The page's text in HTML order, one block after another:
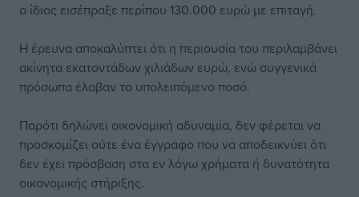
ο ίδιος εισέπραξε περίπου 130.000 ευρώ με επιταγή.
Η έρευνα αποκαλύπτει ότι η περιουσία του περιλαμβάνει
ακίνητα εκατοντάδων χιλιάδων ευρώ, ενώ συγγενικά
πρόσωπα έλαβαν το υπολειπόμενο ποσό.
Παρότι δηλώνει οικονομική αδυναμία, δεν φέρεται να
προσκομίζει ούτε ένα έγγραφο που να αποδεικνύει ότι
δεν έχει πρόσβαση στα εν λόγω χρήματα ή δυνατότητα
οικονομικής στήριξης.